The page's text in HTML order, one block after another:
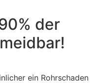
der
ein Rohrschaden